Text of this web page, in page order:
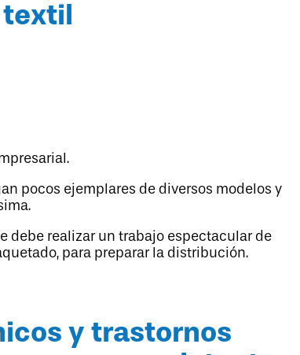
pocos ejemplares de diversos modelos y
debe realizar un trabajo espectacular de
para preparar la distribución.
y trastornos